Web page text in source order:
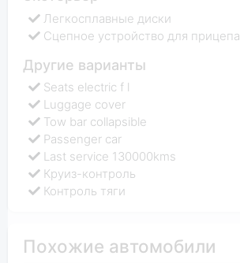
Легкосплавные диски
Сцепное устройство для прицепа
Другие варианты
Seats electric f l
Luggage cover
Tow bar collapsible
Passenger car
Last service 130000kms
Круиз-контроль
Контроль тяги
Похожие автомобили